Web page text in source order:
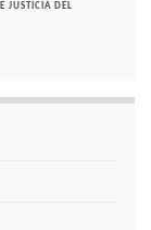
JUSTICIA DEL